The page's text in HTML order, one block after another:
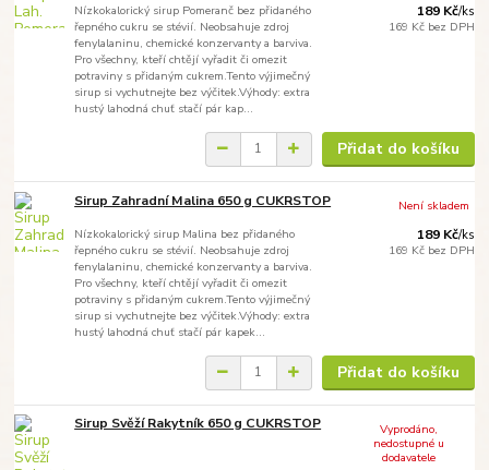
Nízkokalorický sirup Pomeranč bez přidaného
řepného cukru se stévií. Neobsahuje zdroj
fenylalaninu, chemické konzervanty a barviva.
Pro všechny, kteří chtějí vyřadit či omezit
potraviny s přidaným cukrem.Tento výjimečný
sirup si vychutnejte bez výčitek.Výhody: extra
hustý lahodná chuť stačí pár kap...
189 Kč/ks
169 Kč bez DPH
Přidat do košíku
Sirup Zahradní Malina 650 g CUKRSTOP
Nízkokalorický sirup Malina bez přidaného
řepného cukru se stévií. Neobsahuje zdroj
fenylalaninu, chemické konzervanty a barviva.
Pro všechny, kteří chtějí vyřadit či omezit
potraviny s přidaným cukrem.Tento výjimečný
sirup si vychutnejte bez výčitek.Výhody: extra
hustý lahodná chuť stačí pár kapek...
189 Kč/ks
169 Kč bez DPH
Není skladem
Přidat do košíku
Sirup Svěží Rakytník 650 g CUKRSTOP
Vyprodáno,
nedostupné u
dodavatele